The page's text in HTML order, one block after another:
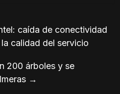
caída de conectividad
calidad del servicio
200 árboles y se
→